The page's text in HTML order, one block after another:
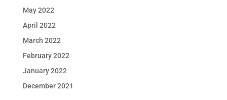
May 2022
April 2022
March 2022
February 2022
January 2022
December 2021